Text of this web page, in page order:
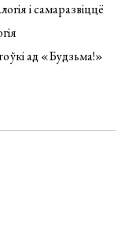
і самаразвіццё
ад «Будзьма!»